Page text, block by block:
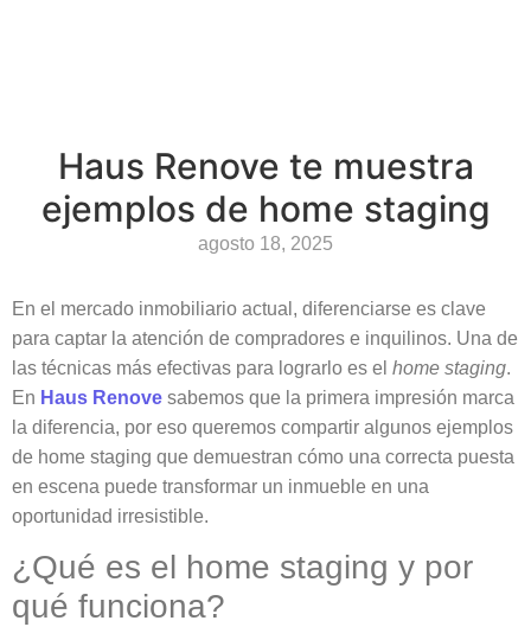
Haus Renove te muestra
ejemplos de home staging
agosto 18, 2025
En el mercado inmobiliario actual, diferenciarse es clave
para captar la atención de compradores e inquilinos. Una de
las técnicas más efectivas para lograrlo es el home staging.
En Haus Renove sabemos que la primera impresión marca
la diferencia, por eso queremos compartir algunos ejemplos
de home staging que demuestran cómo una correcta puesta
en escena puede transformar un inmueble en una
oportunidad irresistible.
¿Qué es el home staging y por
qué funciona?